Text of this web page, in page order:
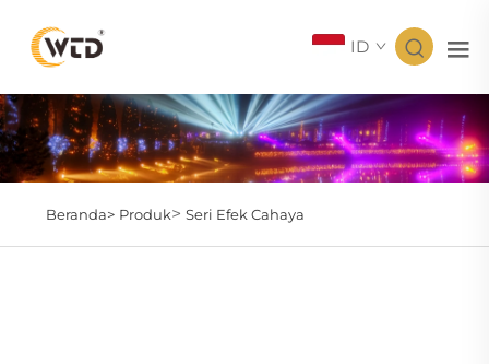
ID
Beranda> Produk> Seri Efek Cahaya